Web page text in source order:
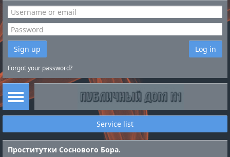
Sign up Log in
Forgot your password?
Service list
Проститутки Соснового Бора.